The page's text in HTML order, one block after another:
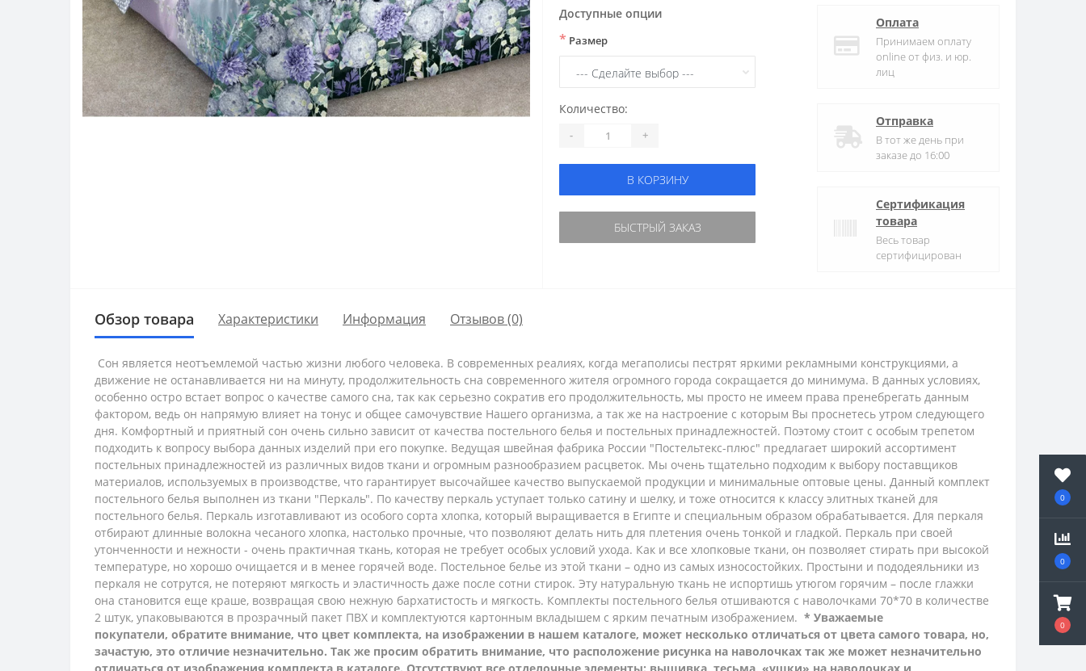
0
0
0
Доступные опции
* Размер
Количество:
- +
В КОРЗИНУ
БЫСТРЫЙ ЗАКАЗ
Оплата
Принимаем оплату
online от физ. и юр.
лиц
Отправка
В тот же день при
заказе до 16:00
Сертификация
товара
Весь товар
сертифицирован
Обзор товара Характеристики Информация Отзывов (0)
Сон является неотъемлемой частью жизни любого человека. В современных реалиях, когда мегаполисы пестрят яркими рекламными конструкциями, а
движение не останавливается ни на минуту, продолжительность сна современного жителя огромного города сокращается до минимума. В данных условиях,
особенно остро встает вопрос о качестве самого сна, так как серьезно сократив его продолжительность, мы просто не имеем права пренебрегать данным
фактором, ведь он напрямую влияет на тонус и общее самочувствие Нашего организма, а так же на настроение с которым Вы проснетесь утром следующего
дня. Комфортный и приятный сон очень сильно зависит от качества постельного белья и постельных принадлежностей. Поэтому стоит с особым трепетом
подходить к вопросу выбора данных изделий при его покупке. Ведущая швейная фабрика России "Постельтекс-плюс" предлагает широкий ассортимент
постельных принадлежностей из различных видов ткани и огромным разнообразием расцветок. Мы очень тщательно подходим к выбору поставщиков
материалов, используемых в производстве, что гарантирует высочайшее качество выпускаемой продукции и минимальные оптовые цены. Данный комплект
постельного белья выполнен из ткани "Перкаль". По качеству перкаль уступает только сатину и шелку, и тоже относится к классу элитных тканей для
постельного белья. Перкаль изготавливают из особого сорта хлопка, который выращивается в Египте и специальным образом обрабатывается. Для перкаля
отбирают длинные волокна чесаного хлопка, настолько прочные, что позволяют делать нить для плетения очень тонкой и гладкой. Перкаль при своей
утонченности и нежности - очень практичная ткань, которая не требует особых условий ухода. Как и все хлопковые ткани, он позволяет стирать при высокой
температуре, но хорошо очищается и в менее горячей воде. Постельное белье из этой ткани – одно из самых износостойких. Простыни и пододеяльники из
перкаля не сотрутся, не потеряют мягкость и эластичность даже после сотни стирок. Эту натуральную ткань не испортишь утюгом горячим – после глажки
она становится еще краше, возвращая свою нежную бархатистость и мягкость. Комплекты постельного белья отшиваются с наволочками 70*70 в количестве
2 штук, упаковываются в прозрачный пакет ПВХ и комплектуются картонным вкладышем с ярким печатным изображением. * Уважаемые
покупатели, обратите внимание, что цвет комплекта, на изображении в нашем каталоге, может несколько отличаться от цвета самого товара, но,
зачастую, это отличие незначительно. Так же просим обратить внимание, что расположение рисунка на наволочках так же может незначительно
отличаться от изображения комплекта в каталоге. Отсутствуют все отделочные элементы: вышивка, тесьма, «ушки» на наволочках и